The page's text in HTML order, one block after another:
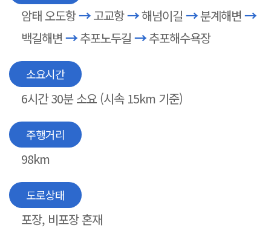
암태 오도항→고교항→해넘이길 →분계해변 →
백길해변 →추포노두길 →추포해수욕장
소요시간
6시간 30분 소요 (시속 15km 기준)
주행거리
98km
도로상태
포장, 비포장 혼재